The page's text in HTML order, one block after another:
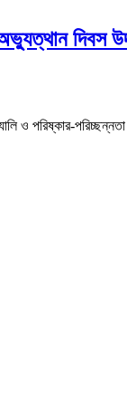
দিবস
ও পরিষ্কার-